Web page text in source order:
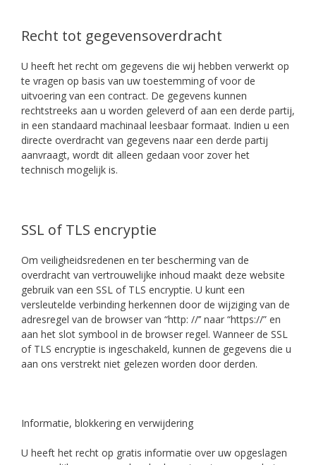
Recht tot gegevensoverdracht
U heeft het recht om gegevens die wij hebben verwerkt op
te vragen op basis van uw toestemming of voor de
uitvoering van een contract. De gegevens kunnen
rechtstreeks aan u worden geleverd of aan een derde partij,
in een standaard machinaal leesbaar formaat. Indien u een
directe overdracht van gegevens naar een derde partij
aanvraagt, wordt dit alleen gedaan voor zover het
technisch mogelijk is.
SSL of TLS encryptie
Om veiligheidsredenen en ter bescherming van de
overdracht van vertrouwelijke inhoud maakt deze website
gebruik van een SSL of TLS encryptie. U kunt een
versleutelde verbinding herkennen door de wijziging van de
adresregel van de browser van “http: //’’ naar “https://” en
aan het slot symbool in de browser regel. Wanneer de SSL
of TLS encryptie is ingeschakeld, kunnen de gegevens die u
aan ons verstrekt niet gelezen worden door derden.
Informatie, blokkering en verwijdering
U heeft het recht op gratis informatie over uw opgeslagen